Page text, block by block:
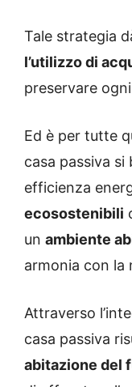
Tale strategia
l’utilizzo di
preservare
Ed è per tutte
casa passiva si
efficienza
ecosostenibili
un ambiente
armonia con la
Attraverso
casa passiva
abitazione del